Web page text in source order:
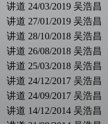
讲道 24/03/2019 吴浩昌
讲道 27/01/2019 吴浩昌
讲道 28/10/2018 吴浩昌
讲道 26/08/2018 吴浩昌
讲道 25/03/2018 吴浩昌
讲道 24/12/2017 吴浩昌
讲道 24/09/2017 吴浩昌
讲道 14/12/2014 吴浩昌